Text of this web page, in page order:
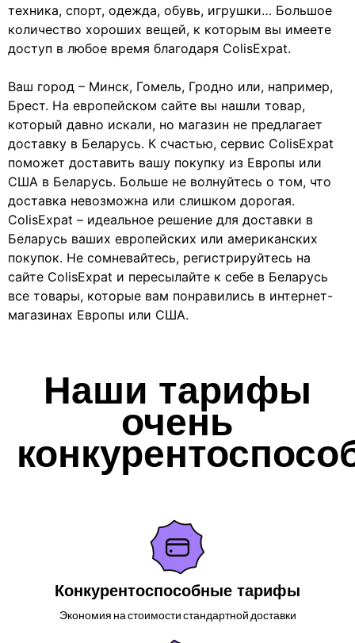
техника, спорт, одежда, обувь, игрушки… Большое
количество хороших вещей, к которым вы имеете
доступ в любое время благодаря ColisExpat.
Ваш город – Минск, Гомель, Гродно или, например,
Брест. На европейском сайте вы нашли товар,
который давно искали, но магазин не предлагает
доставку в Беларусь. К счастью, сервис ColisExpat
поможет доставить вашу покупку из Европы или
США в Беларусь. Больше не волнуйтесь о том, что
доставка невозможна или слишком дорогая.
ColisExpat – идеальное решение для доставки в
Беларусь ваших европейских или американских
покупок. Не сомневайтесь, регистрируйтесь на
сайте ColisExpat и пересылайте к себе в Беларусь
все товары, которые вам понравились в интернет-
магазинах Европы или США.
Наши тарифы
очень
Конкурентоспособные тарифы
Экономия на стоимости стандартной доставки